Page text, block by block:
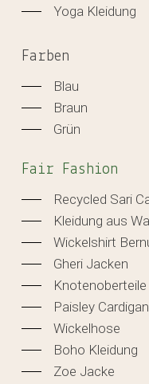
Yoga Kleidung
Farben
Blau
Braun
Grün
Fair Fashion
Recycled Sari
Kleidung aus
Wickelshirt
Gheri Jacken
Knotenoberteile
Paisley
Wickelhose
Boho Kleidung
Zoe Jacke